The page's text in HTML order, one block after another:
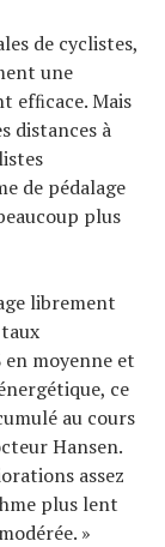
de cyclistes,
une
efﬁcace. Mais
distances à
de pédalage
plus
librement
en moyenne et
ce
au cours
Hansen.
assez
plus lent
»